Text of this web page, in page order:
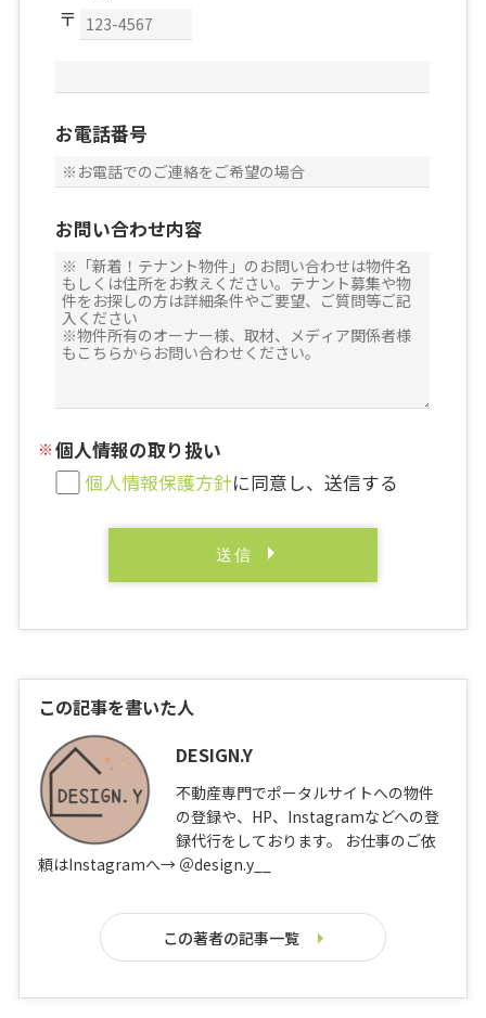
お電話番号
お問い合わせ内容
個人情報の取り扱い
個人情報保護方針に同意し、送信する
この記事を書いた人
DESIGN.Y
不動産専門でポータルサイトへの物件
の登録や、HP、Instagramなどへの登
録代行をしております。 お仕事のご依
頼はInstagramへ→ ＠design.y__
この著者の記事一覧